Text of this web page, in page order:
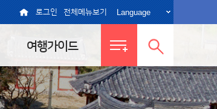
로그인 전체메뉴보기 Language
여행가이드
전체메뉴
보기
통합검색
열기